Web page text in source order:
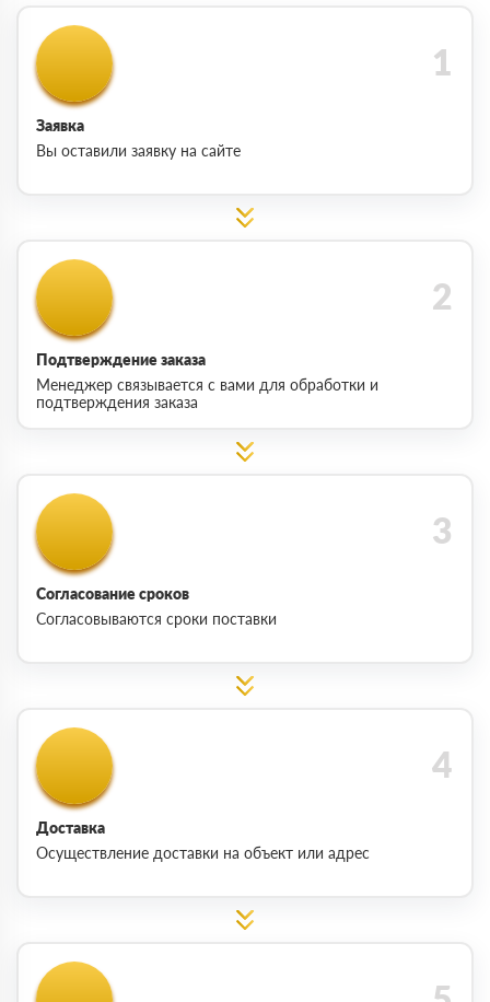
Заявка
Вы оставили заявку на сайте
Подтверждение заказа
Менеджер связывается с вами для обработки и
подтверждения заказа
Согласование сроков
Согласовываются сроки поставки
Доставка
Осуществление доставки на объект или адрес